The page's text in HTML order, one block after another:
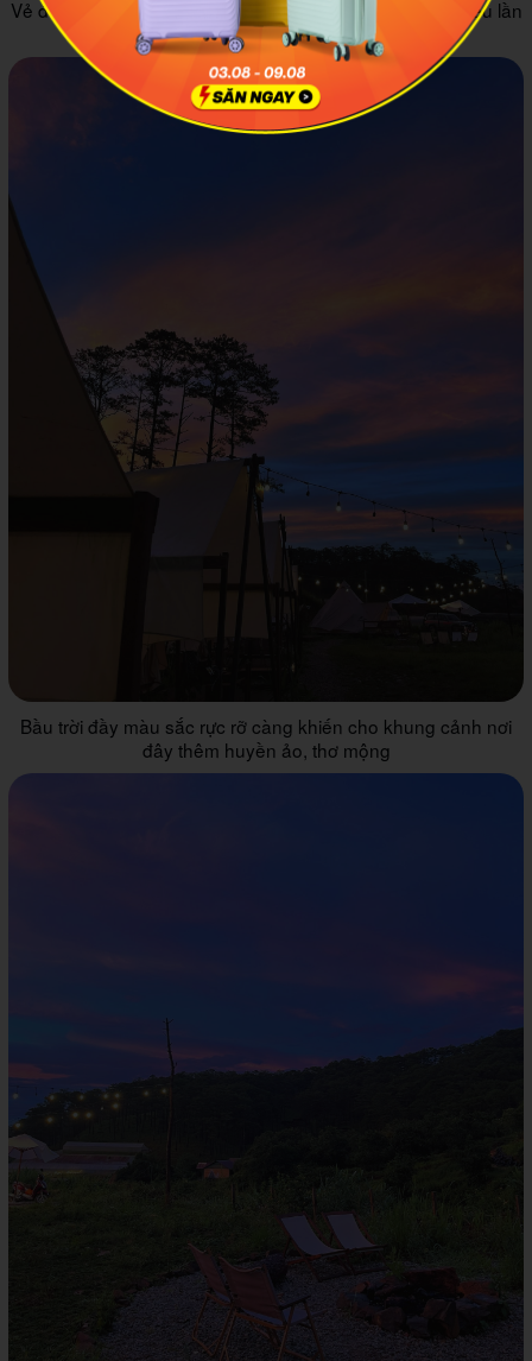
Vẻ đẹp của Hoàng hôn Đà Lạt trong rừng rực rỡ hơn nhiều lần
so với ở trung tâm thành phố
Bầu trời đầy màu sắc rực rỡ càng khiến cho khung cảnh nơi
đây thêm huyền ảo, thơ mộng